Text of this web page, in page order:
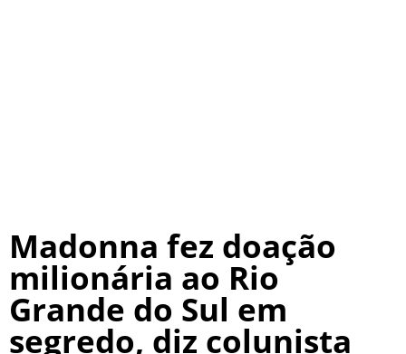
Madonna fez doação
milionária ao Rio
Grande do Sul em
segredo, diz colunista